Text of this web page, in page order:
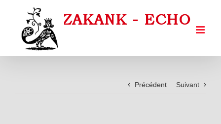
Précédent Suivant